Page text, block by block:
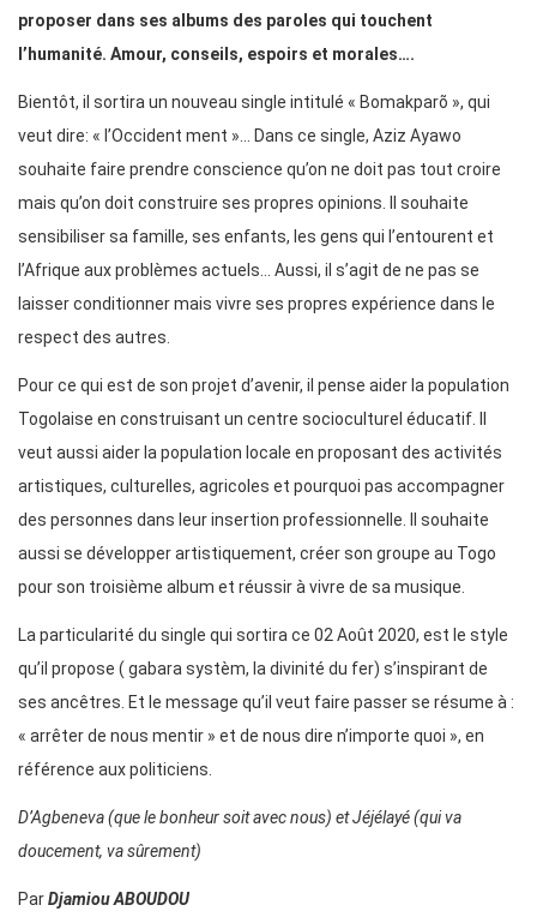
proposer dans ses albums des paroles qui touchent
l’humanité. Amour, conseils, espoirs et morales….
Bientôt, il sortira un nouveau single intitulé « Bomakparõ », qui
veut dire: « l’Occident ment »… Dans ce single, Aziz Ayawo
souhaite faire prendre conscience qu’on ne doit pas tout croire
mais qu’on doit construire ses propres opinions. Il souhaite
sensibiliser sa famille, ses enfants, les gens qui l’entourent et
l’Afrique aux problèmes actuels… Aussi, il s’agit de ne pas se
laisser conditionner mais vivre ses propres expérience dans le
respect des autres.
Pour ce qui est de son projet d’avenir, il pense aider la population
Togolaise en construisant un centre socioculturel éducatif. Il
veut aussi aider la population locale en proposant des activités
artistiques, culturelles, agricoles et pourquoi pas accompagner
des personnes dans leur insertion professionnelle. Il souhaite
aussi se développer artistiquement, créer son groupe au Togo
pour son troisième album et réussir à vivre de sa musique.
La particularité du single qui sortira ce 02 Août 2020, est le style
qu’il propose ( gabara systèm, la divinité du fer) s’inspirant de
ses ancêtres. Et le message qu’il veut faire passer se résume à :
« arrêter de nous mentir » et de nous dire n’importe quoi », en
référence aux politiciens.
D’Agbeneva (que le bonheur soit avec nous) et Jéjélayé (qui va
doucement, va sûrement)
ParDjamiou ABOUDOU